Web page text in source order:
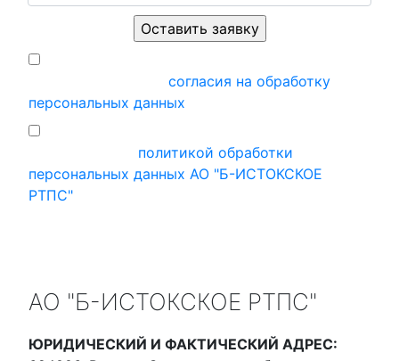
согласия на обработку
персональных данных
политикой обработки
персональных данных АО "Б-ИСТОКСКОЕ
РТПС"
АО "Б-ИСТОКСКОЕ РТПС"
ЮРИДИЧЕСКИЙ И ФАКТИЧЕСКИЙ АДРЕС: